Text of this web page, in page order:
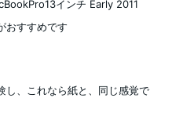
インチ Early 2011
おすすめです
、これなら紙と、同じ感覚で